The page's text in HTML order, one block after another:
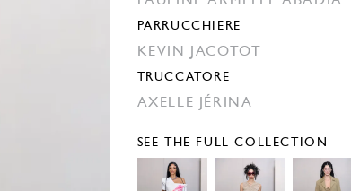
PARRUCCHIERE
KEVIN JACOTOT
TRUCCATORE
AXELLE JÉRINA
SEE THE FULL COLLECTION